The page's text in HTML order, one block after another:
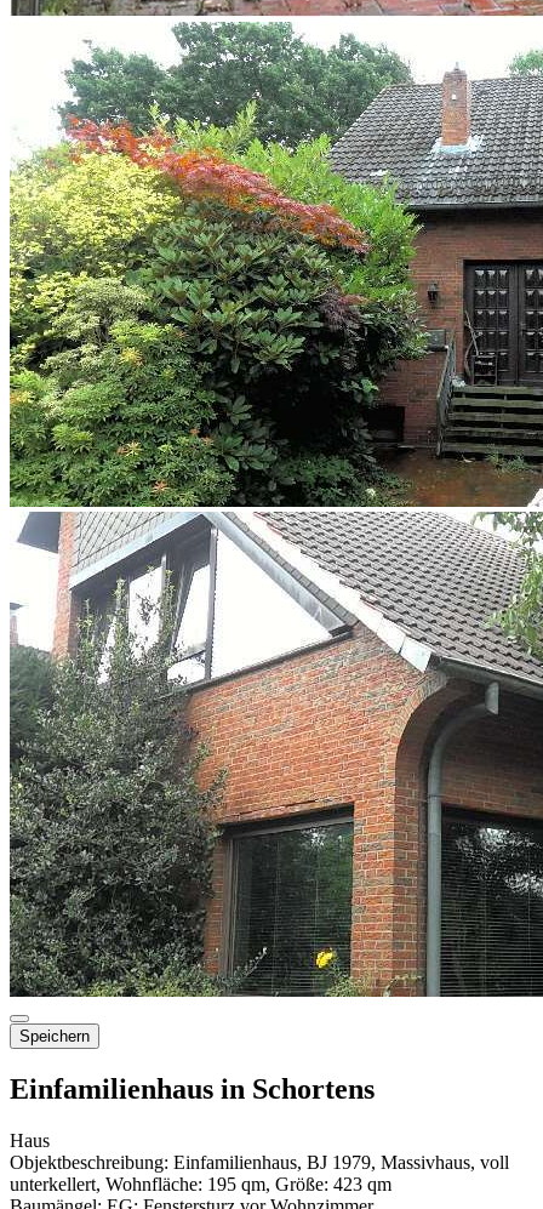
Speichern
Einfamilienhaus in Schortens
Haus
Objektbeschreibung: Einfamilienhaus, BJ 1979, Massivhaus, voll
unterkellert, Wohnfläche: 195 qm, Größe: 423 qm